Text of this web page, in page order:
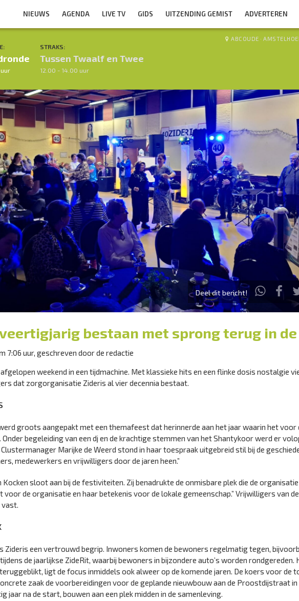
NIEUWS AGENDA LIVE TV GIDS UITZENDING GEMIST ADVERTEREN
STRAKS:
Tussen Twaalf en Twee
12.00 - 14.00 uur
ABCOUDE ·
Deel dit bericht!
bestaan met sprong terug in
7:06 uur, geschreven door de redactie
weekend in een tijdmachine. Met klassieke hits en een flinke dosis nostalgie
dat zorgorganisatie Zideris al vier decennia bestaat.
groots aangepakt met een themafeest dat herinnerde aan het jaar waarin het voor
begeleiding van een dj en de krachtige stemmen van het Shantykoor werd er
Marijke de Weerd stond in haar toespraak uitgebreid stil bij de
medewerkers en vrijwilligers door de jaren heen.”
sloot aan bij de festiviteiten. Zij benadrukte de onmisbare plek die de
voor de organisatie en haar betekenis voor de lokale gemeenschap.” Vrijwilligers van
vast.
Zideris een vertrouwd begrip. Inwoners komen de bewoners regelmatig tegen,
de jaarlijkse ZideRit, waarbij bewoners in bijzondere auto’s worden rondgereden.
ligt de focus inmiddels ook alweer op de komende jaren. De koers voor de
zaak de voorbereidingen voor de geplande nieuwbouw aan de Proostdijstraat in
jaar na de start, bouwen aan een plek midden in de samenleving.